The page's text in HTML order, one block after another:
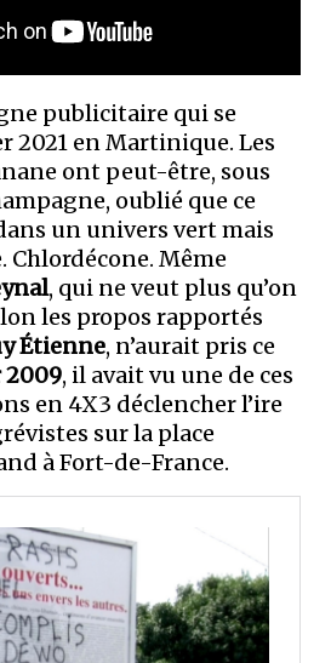
publicitaire qui se
2021 en Martinique. Les
ont peut-être, sous
oublié que ce
un univers vert mais
Chlordécone. Même
, qui ne veut plus qu’on
les propos rapportés
Étienne, n’aurait pris ce
2009, il avait vu une de ces
en 4X3 déclencher l’ire
sur la place
à Fort-de-France.